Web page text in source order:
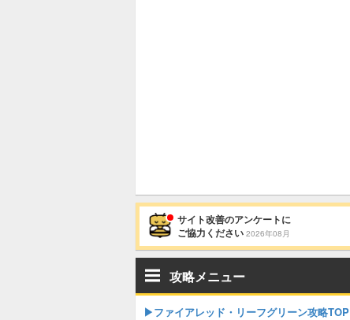
サイト改善のアンケートに
ご協力ください 2026年08月
攻略メニュー
▶︎ファイアレッド・リーフグリーン攻略TOP